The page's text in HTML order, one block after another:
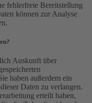
fehlerfreie Bereitstellung
können zur Analyse
Auskunft über
haben außerdem ein
Daten zu verlangen.
erteilt haben,